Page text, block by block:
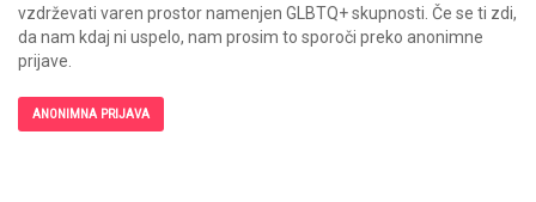
vzdrževati varen prostor namenjen GLBTQ+ skupnosti. Če se ti zdi,
da nam kdaj ni uspelo, nam prosim to sporoči preko anonimne
prijave.
ANONIMNA PRIJAVA